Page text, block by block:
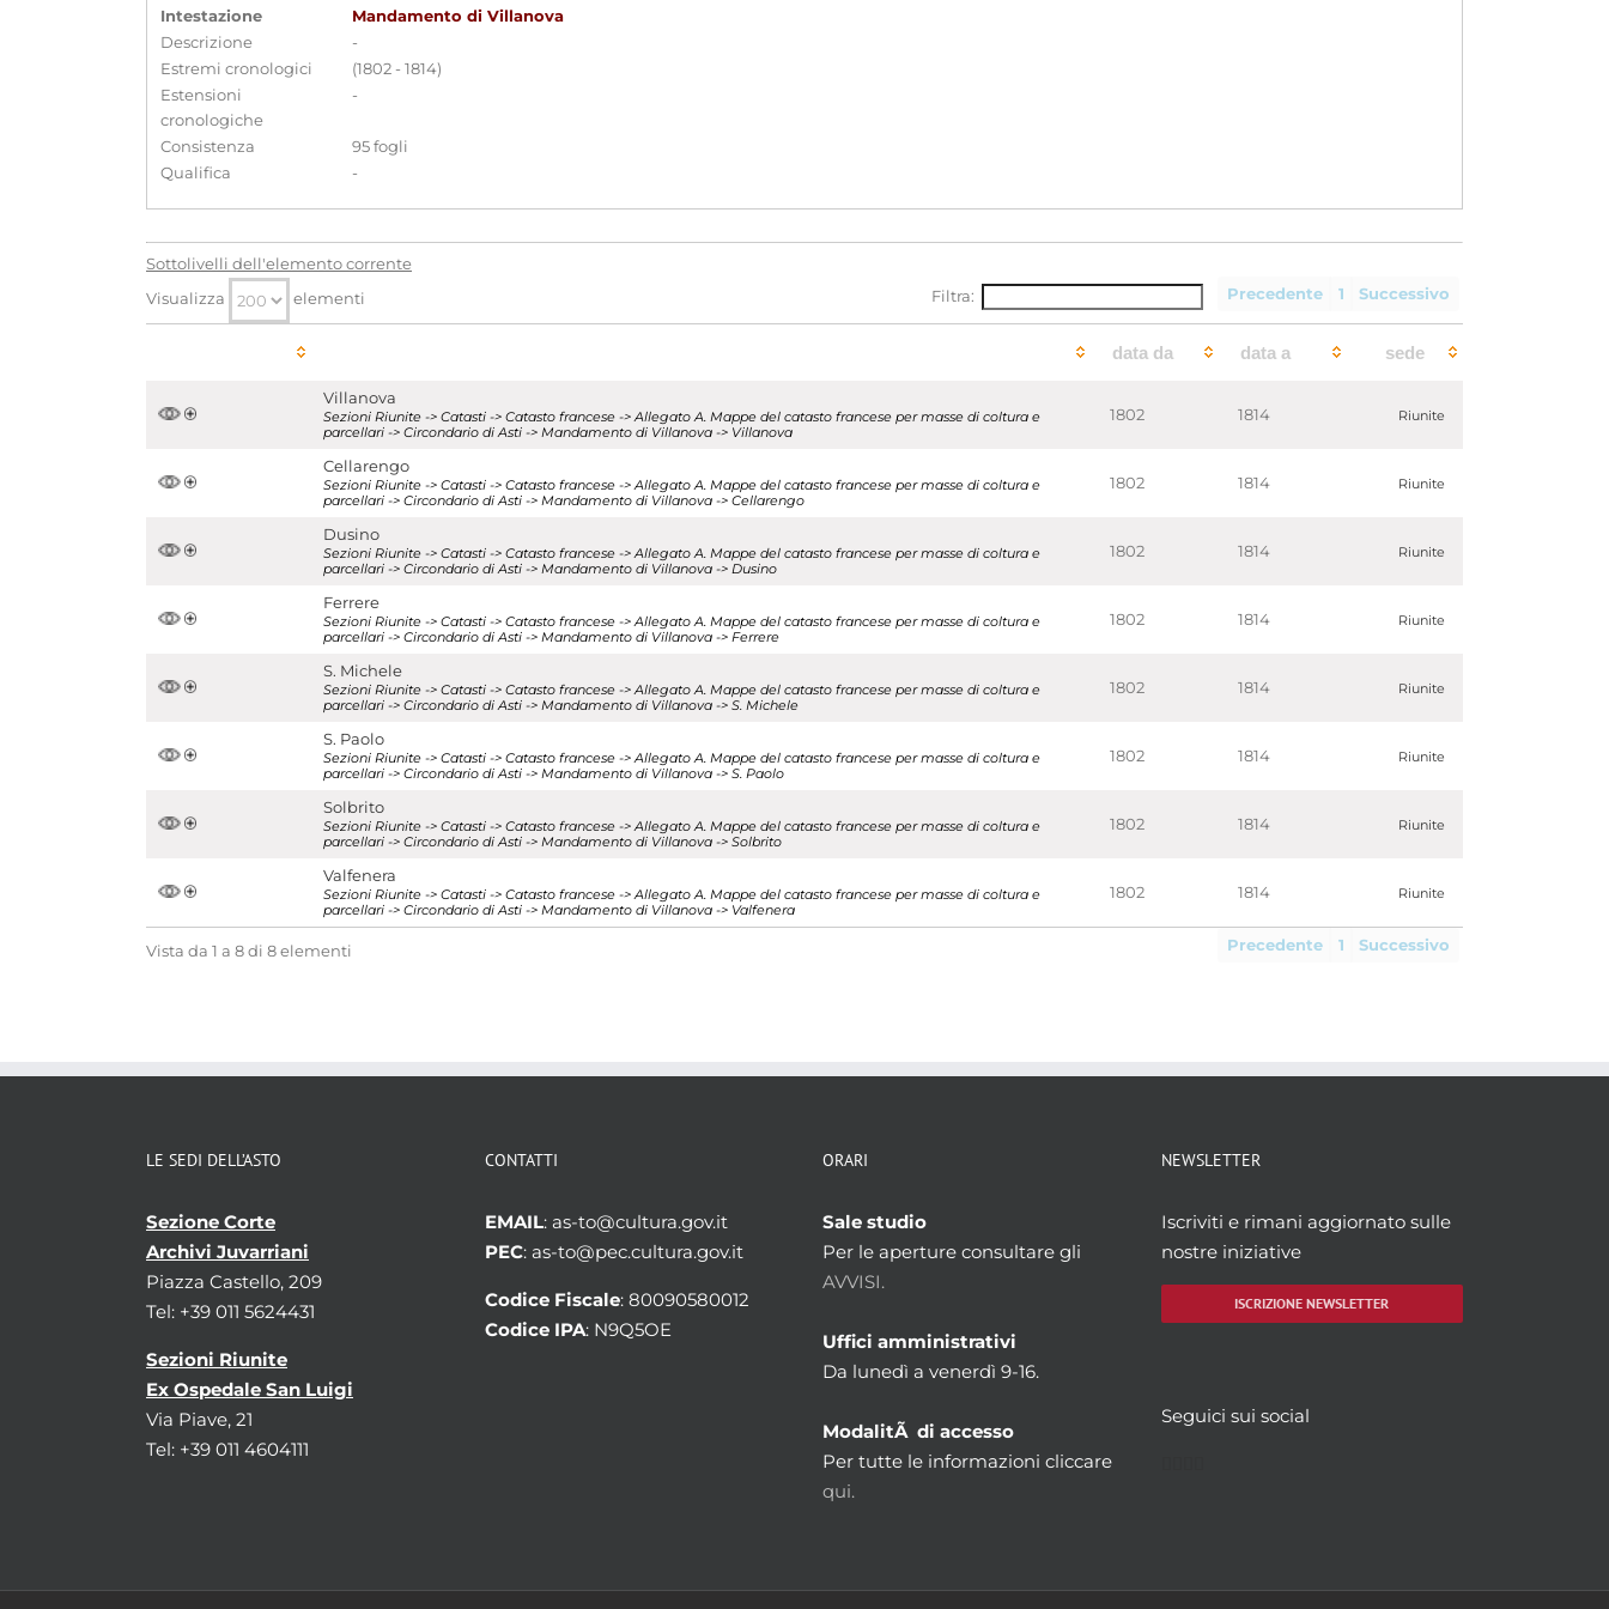
Intestazione
Mandamento di Villanova
Descrizione
-
Estremi cronologici
(1802 - 1814)
Estensioni
cronologiche
-
Consistenza
95 fogli
Qualifica
-
Sottolivelli dell'elemento corrente
Precedente
1 Successivo
Visualizza elementi Filtra:
data da data a sede
Villanova
Sezioni Riunite -> Catasti -> Catasto francese -> Allegato A. Mappe del catasto francese per masse di coltura e
parcellari -> Circondario di Asti -> Mandamento di Villanova -> Villanova
1802 1814 Riunite
Cellarengo
Sezioni Riunite -> Catasti -> Catasto francese -> Allegato A. Mappe del catasto francese per masse di coltura e
parcellari -> Circondario di Asti -> Mandamento di Villanova -> Cellarengo
1802 1814 Riunite
Dusino
Sezioni Riunite -> Catasti -> Catasto francese -> Allegato A. Mappe del catasto francese per masse di coltura e
parcellari -> Circondario di Asti -> Mandamento di Villanova -> Dusino
1802 1814 Riunite
Ferrere
Sezioni Riunite -> Catasti -> Catasto francese -> Allegato A. Mappe del catasto francese per masse di coltura e
parcellari -> Circondario di Asti -> Mandamento di Villanova -> Ferrere
1802 1814 Riunite
S. Michele
Sezioni Riunite -> Catasti -> Catasto francese -> Allegato A. Mappe del catasto francese per masse di coltura e
parcellari -> Circondario di Asti -> Mandamento di Villanova -> S. Michele
1802 1814 Riunite
S. Paolo
Sezioni Riunite -> Catasti -> Catasto francese -> Allegato A. Mappe del catasto francese per masse di coltura e
parcellari -> Circondario di Asti -> Mandamento di Villanova -> S. Paolo
1802 1814 Riunite
Solbrito
Sezioni Riunite -> Catasti -> Catasto francese -> Allegato A. Mappe del catasto francese per masse di coltura e
parcellari -> Circondario di Asti -> Mandamento di Villanova -> Solbrito
1802 1814 Riunite
Valfenera
Sezioni Riunite -> Catasti -> Catasto francese -> Allegato A. Mappe del catasto francese per masse di coltura e
parcellari -> Circondario di Asti -> Mandamento di Villanova -> Valfenera
1802 1814 Riunite
Vista da 1 a 8 di 8 elementi Precedente 1 Successivo
LE SEDI DELL’ASTO
Sezione Corte
Archivi Juvarriani
Piazza Castello, 209
Tel: +39 011 5624431
Sezioni Riunite
Ex Ospedale San Luigi
Via Piave, 21
Tel: +39 011 4604111
CONTATTI
EMAIL: as-to@cultura.gov.it
PEC: as-to@pec.cultura.gov.it
Codice Fiscale: 80090580012
Codice IPA: N9Q5OE
ORARI
Sale studio
Per le aperture consultare gli
AVVISI.
Uffici amministrativi
Da lunedì a venerdì 9-16.
ModalitÃ di accesso
Per tutte le informazioni cliccare
qui.
NEWSLETTER
Iscriviti e rimani aggiornato sulle
nostre iniziative
ISCRIZIONE NEWSLETTER
Seguici sui social